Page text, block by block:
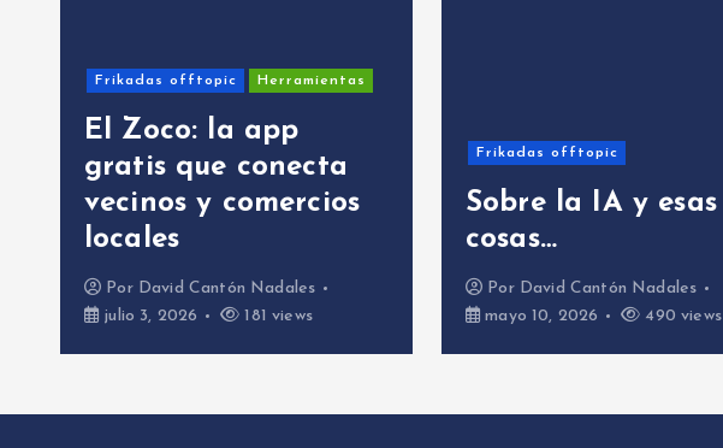
Frikadas offtopic Herramientas
El Zoco: la app
gratis que conecta
vecinos y comercios
locales
Por David Cantón Nadales
julio 3, 2026
181 views
Frikadas offtopic
Sobre la IA y esas
cosas…
Por David Cantón Nadales
mayo 10, 2026
490 views